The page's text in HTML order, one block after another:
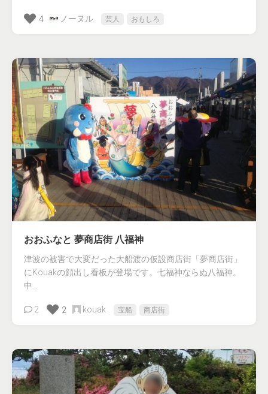
4 ノーヌル 芸人 おもしろ
おおふなと 夢商店街 八福神
津波の被害で大変だった大船渡の仮設商店街「夢商店街」
にKouakの顔出し看板が登場です。七福神ならぬ八福神。
中...
2 2 kouak 宝船 商店街